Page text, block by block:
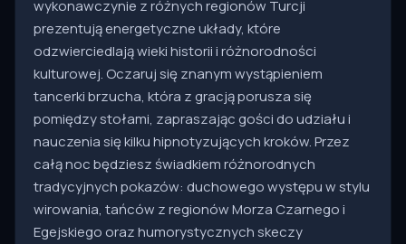
wykonawczynie z różnych regionów Turcji
prezentują energetyczne układy, które
odzwierciedlają wieki historii i różnorodności
kulturowej. Oczaruj się znanym wystąpieniem
tancerki brzucha, która z gracją porusza się
pomiędzy stołami, zapraszając gości do udziału i
nauczenia się kilku hipnotyzujących kroków. Przez
całą noc będziesz świadkiem różnorodnych
tradycyjnych pokazów: duchowego występu w stylu
wirowania, tańców z regionów Morza Czarnego i
Egejskiego oraz humorystycznych skeczy